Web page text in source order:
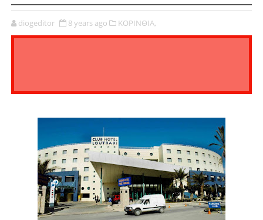
diogeditor 8 years ago ΚΟΡΙΝΘΙΑ,